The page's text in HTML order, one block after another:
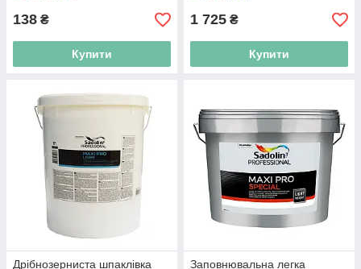
138 ₴
Купити
1 725 ₴
Купити
Дрібнозерниста шпаклівка
Заповнювальна легка